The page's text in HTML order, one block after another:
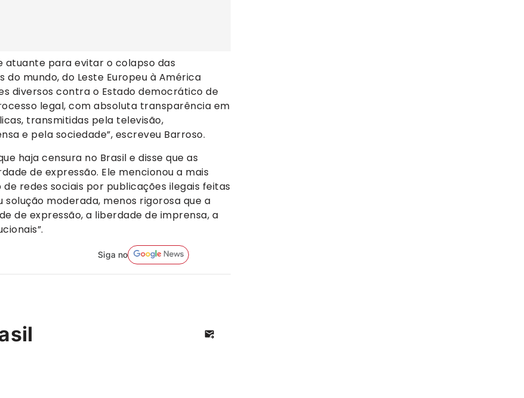
atuante para evitar o colapso das
mundo, do Leste Europeu à América
diversos contra o Estado democrático de
legal, com absoluta transparência em
transmitidas pela televisão,
e pela sociedade”, escreveu Barroso.
haja censura no Brasil e disse que as
de expressão. Ele mencionou a mais
redes sociais por publicações ilegais feitas
solução moderada, menos rigorosa que a
de expressão, a liberdade de imprensa, a
Siga no